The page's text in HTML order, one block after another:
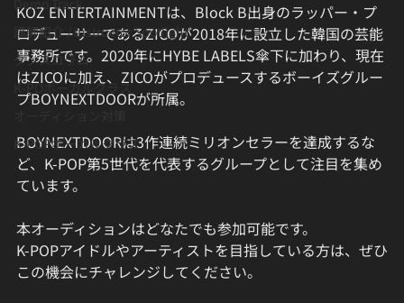
Demo Track
講師紹介 / Instructor Spotlight
ダンスコラム
K-POボーカルクラス
K-POPボーカルクラス
KOZ ENTERTAINMENTは、Block B出身のラッパー・プ
ロデューサーであるZICOが2018年に設立した韓国の芸能
事務所です。2020年にHYBE LABELS傘下に加わり、現在
はZICOに加え、ZICOがプロデュースするボーイズグルー
プBOYNEXTDOORが所属。
BOYNEXTDOORは3作連続ミリオンセラーを達成するな
ど、K-POP第5世代を代表するグループとして注目を集め
ています。
本オーディションはどなたでも参加可能です。
K-POPアイドルやアーティストを目指している方は、ぜひ
この機会にチャレンジしてください。